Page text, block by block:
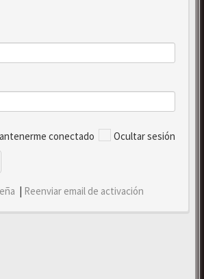
conectado Ocultar sesión
| Reenviar email de activación